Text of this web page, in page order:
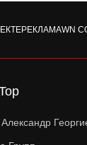
РЕКЛАМАWN